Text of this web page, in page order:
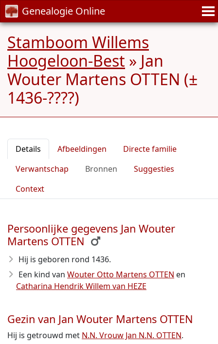
Genealogie Online
Stamboom Willems
Hoogeloon-Best » Jan
Wouter Martens OTTEN (±
1436-????)
Details Afbeeldingen
Directe familie
Verwantschap
Bronnen
Suggesties
Context
Persoonlijke gegevens Jan Wouter
Martens OTTEN
Hij is geboren rond 1436.
Een kind van Wouter Otto Martens OTTEN en
Catharina Hendrik Willem van HEZE
Gezin van Jan Wouter Martens OTTEN
Hij is getrouwd met N.N. Vrouw Jan N.N. OTTEN.